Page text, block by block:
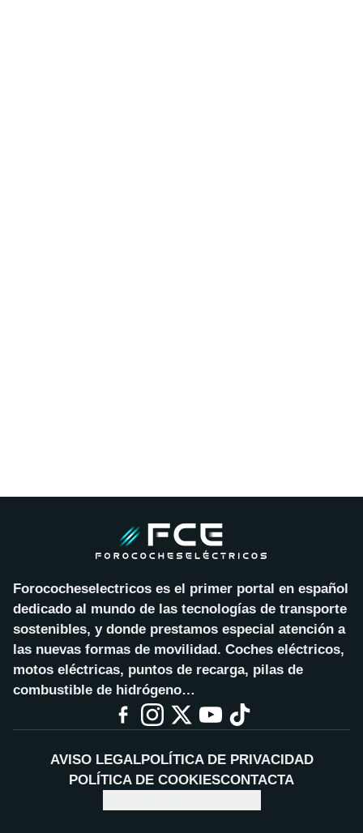
Forococheselectricos es el primer portal en español
dedicado al mundo de las tecnologías de transporte
sostenibles, y donde prestamos especial atención a
las nuevas formas de movilidad. Coches eléctricos,
motos eléctricas, puntos de recarga, pilas de
combustible de hidrógeno…
AVISO LEGALPOLÍTICA DE PRIVACIDAD
POLÍTICA DE COOKIESCONTACTA